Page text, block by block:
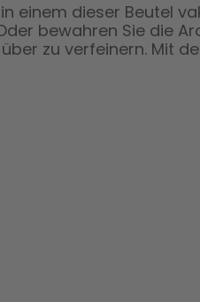
einem dieser Beutel
bewahren Sie die
zu verfeinern. Mit